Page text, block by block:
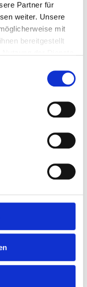
Partner für
weiter. Unsere
mit
bereitgestellt